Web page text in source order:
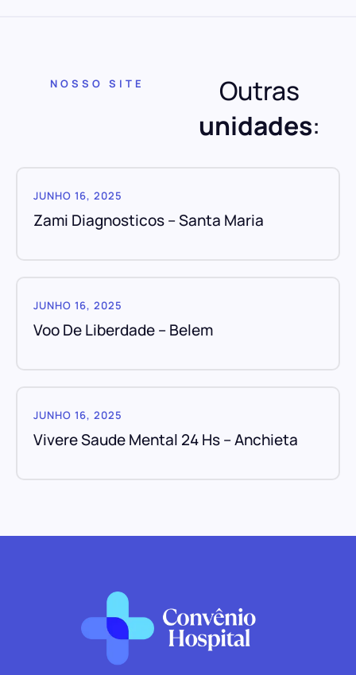
NOSSO SITE
Outras
unidades:
JUNHO 16, 2025
Zami Diagnosticos – Santa Maria
JUNHO 16, 2025
Voo De Liberdade – Belem
JUNHO 16, 2025
Vivere Saude Mental 24 Hs – Anchieta